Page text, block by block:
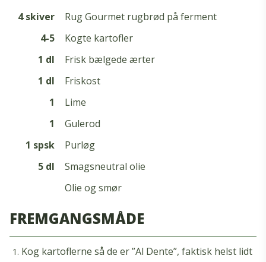
4 skiver
Rug Gourmet rugbrød på ferment
4-5
Kogte kartofler
1 dl
Frisk bælgede ærter
1 dl
Friskost
1
Lime
1
Gulerod
1 spsk
Purløg
5 dl
Smagsneutral olie
Olie og smør
FREMGANGSMÅDE
Kog kartoflerne så de er ”Al Dente”, faktisk helst lidt